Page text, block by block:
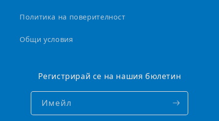
Политика на поверителност
Общи условия
Регистрирай се на нашия бюлетин
Имейл